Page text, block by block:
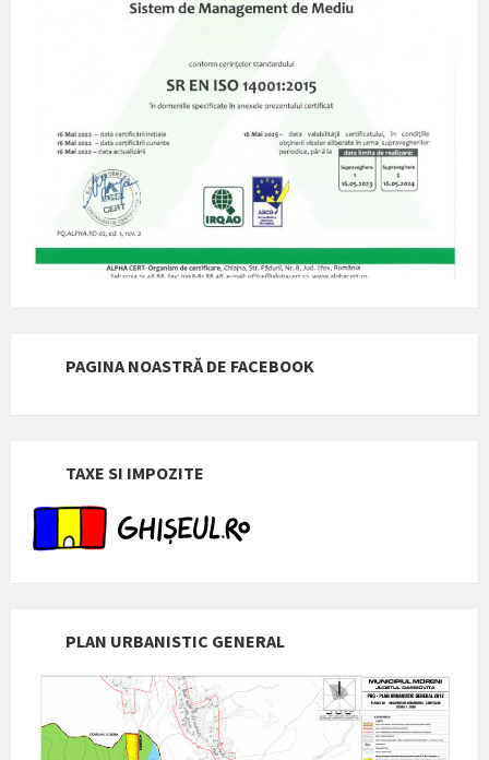
PAGINA NOASTRĂ DE FACEBOOK
TAXE SI IMPOZITE
PLAN URBANISTIC GENERAL